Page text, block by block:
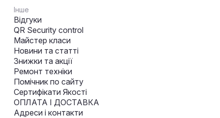
Інше
Відгуки
QR Security control
Майстер класи
Новини та статті
Знижки та акції
Ремонт техніки
Помічник по сайту
Сертифікати Якості
ОПЛАТА І ДОСТАВКА
Адреси і контакти